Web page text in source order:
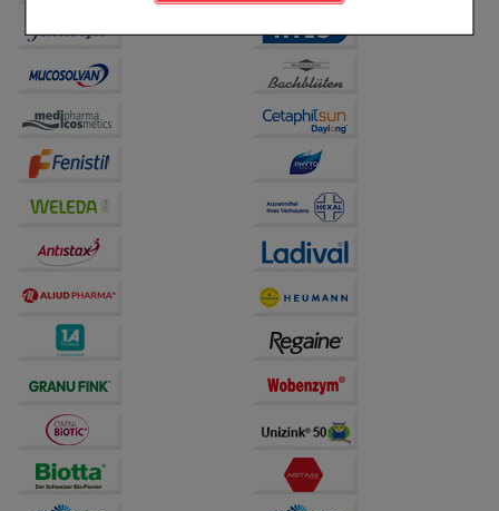
Einkaufserlebnis noch ansprechender zu gestalten,
Besuchers oder unsere Seite an bevorzugte
Verhaltensweisen (z.B. Spracheinstellung)
anzupassen. Komfort-Cookies ermöglichen es uns
auch auf Ihre Bedürfnisse zugeschrittene Inhalte
anzuzeigen und unser Partnerprogramm zu
betreiben.
Statistik & Tracking:
Hierüber lassen sich
Informationen über die Art und Weise der Nutzung
unserer Website sammeln, mit deren Hilfe wir unsere
auf unserer Website aber auch die Werbung auf
Drittseiten möglichst relevant für Sie zu gestalten.
Bitte beachten Sie, dass Daten hierfür teilweise an
Dritte wie z.B. Google oder soziale Medien